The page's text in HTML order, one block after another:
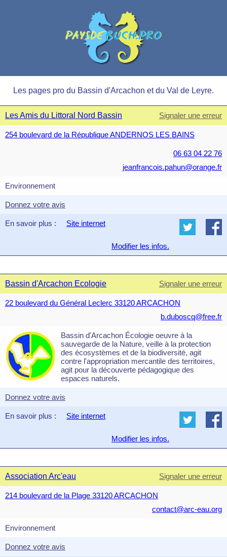
Les pages pro du Bassin d'Arcachon et du Val de Leyre.
Les Amis du Littoral Nord Bassin Signaler une erreur
254 boulevard de la République ANDERNOS LES BAINS
06 63 04 22 76
jeanfrancois.pahun@orange.fr
Environnement
Donnez votre avis
En savoir plus : Site internet
Modifier les infos.
Bassin d'Arcachon Ecologie Signaler une erreur
22 boulevard du Général Leclerc 33120 ARCACHON
b.duboscq@free.fr
Bassin d'Arcachon Écologie oeuvre à la
sauvegarde de la Nature, veille à la protection
des écosystèmes et de la biodiversité, agit
contre l'appropriation mercantile des territoires,
agit pour la découverte pédagogique des
espaces naturels.
Donnez votre avis
En savoir plus : Site internet
Modifier les infos.
Association Arc'eau Signaler une erreur
214 boulevard de la Plage 33120 ARCACHON
contact@arc-eau.org
Environnement
Donnez votre avis